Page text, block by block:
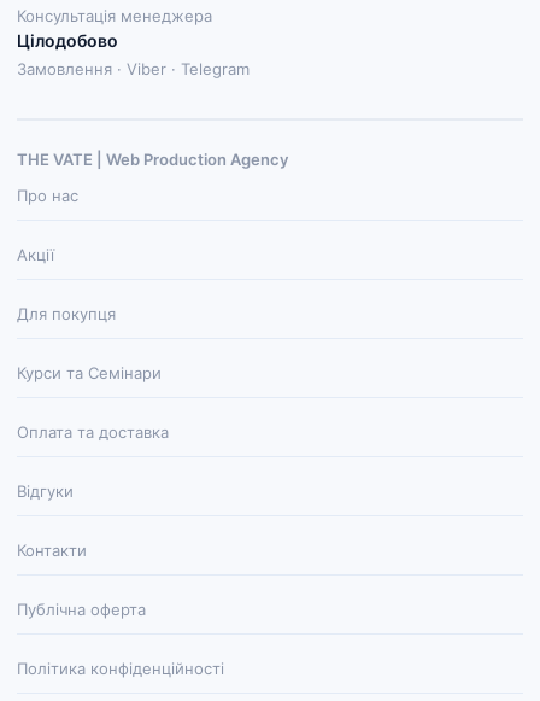
Консультація менеджера
Цілодобово
Замовлення · Viber · Telegram
THE VATE | Web Production Agenсy
Про нас
Акції
Для покупця
Курси та Семінари
Оплата та доставка
Відгуки
Контакти
Публічна оферта
Політика конфіденційності